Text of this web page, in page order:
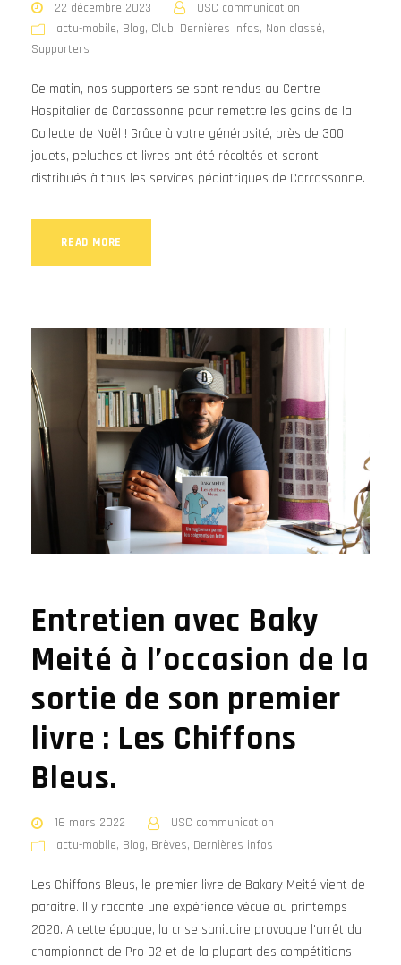
22 décembre 2023
USC communication
actu-mobile, Blog, Club, Dernières infos, Non classé,
Supporters
Ce matin, nos supporters se sont rendus au Centre
Hospitalier de Carcassonne pour remettre les gains de la
Collecte de Noël ! Grâce à votre générosité, près de 300
jouets, peluches et livres ont été récoltés et seront
distribués à tous les services pédiatriques de Carcassonne.
READ MORE
Entretien avec Baky
Meité à l’occasion de la
sortie de son premier
livre : Les Chiffons
Bleus.
16 mars 2022
USC communication
actu-mobile, Blog, Brèves, Dernières infos
Les Chiffons Bleus, le premier livre de Bakary Meité vient de
paraitre. Il y raconte une expérience vécue au printemps
2020. A cette époque, la crise sanitaire provoque l'arrêt du
championnat de Pro D2 et de la plupart des compétitions